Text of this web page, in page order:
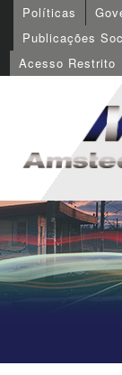
Políticas
Publicações
Acesso Restrito